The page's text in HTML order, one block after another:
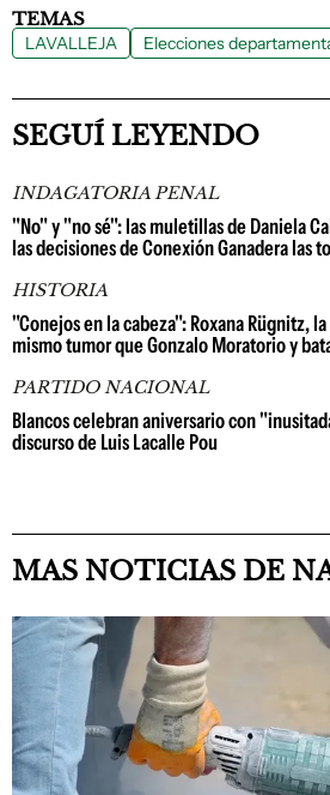
TEMAS
LAVALLEJA Elecciones
SEGUÍ LEYENDO
INDAGATORIA PENAL
"No" y "no sé": las muletillas de Daniela
las decisiones de Conexión Ganadera las
HISTORIA
"Conejos en la cabeza": Roxana Rügnitz,
mismo tumor que Gonzalo Moratorio y
PARTIDO NACIONAL
Blancos celebran aniversario con
discurso de Luis Lacalle Pou
MAS NOTICIAS DE